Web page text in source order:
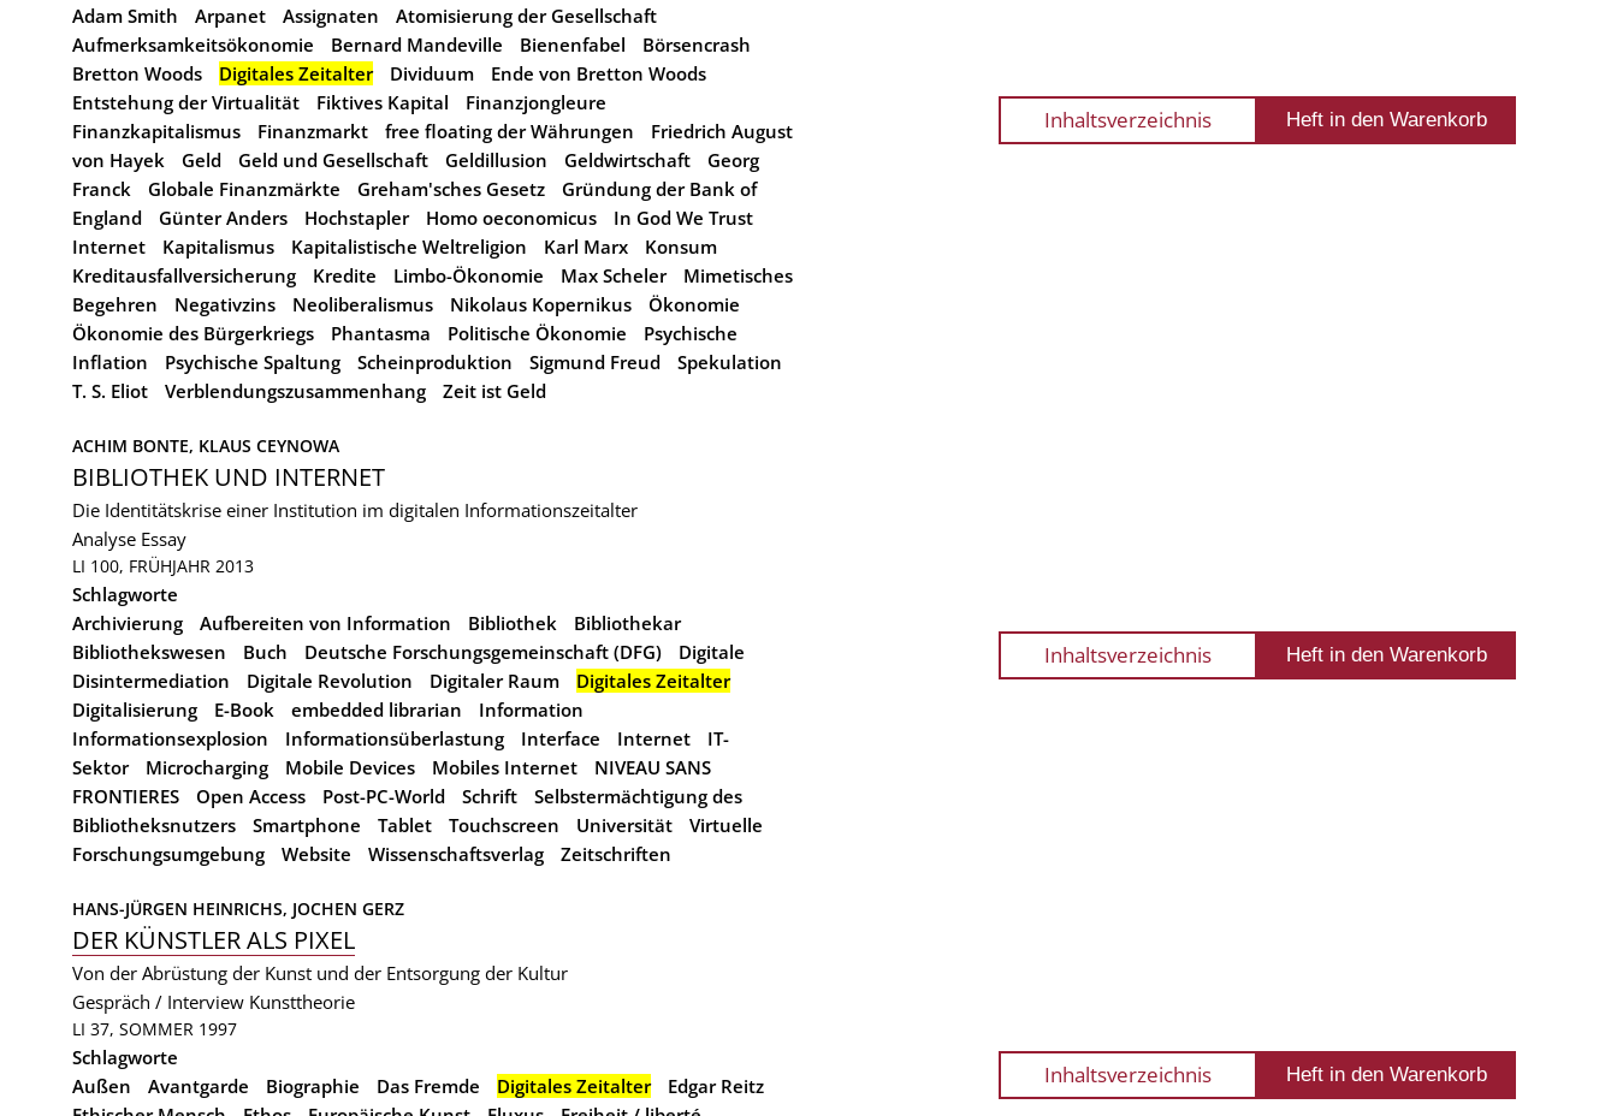
Adam Smith
Arpanet Assignaten
Atomisierung der Gesellschaft
Aufmerksamkeitsökonomie
Bernard Mandeville Bienenfabel
Börsencrash
Bretton Woods
Digitales Zeitalter Dividuum
Ende von Bretton Woods
Entstehung der Virtualität
Fiktives Kapital
Finanzjongleure
Finanzkapitalismus
Finanzmarkt free floating der Währungen
Friedrich August
von Hayek
Geld Geld und Gesellschaft Geldillusion Geldwirtschaft
Georg
Franck
Globale Finanzmärkte Greham'sches Gesetz
Gründung der Bank of
England
Günter Anders Hochstapler Homo oeconomicus
In God We Trust
Internet
Kapitalismus Kapitalistische Weltreligion Karl Marx
Konsum
Kreditausfallversicherung
Kredite Limbo-Ökonomie Max Scheler
Mimetisches
Begehren
Negativzins Neoliberalismus Nikolaus Kopernikus
Ökonomie
Ökonomie des Bürgerkriegs
Phantasma Politische Ökonomie
Psychische
Inflation
Psychische Spaltung Scheinproduktion Sigmund Freud
Spekulation
T. S. Eliot
Verblendungszusammenhang Zeit ist Geld
Inhaltsverzeichnis
ACHIM BONTE, KLAUS CEYNOWA
BIBLIOTHEK UND INTERNET
Die Identitätskrise einer Institution im digitalen Informationszeitalter
Analyse Essay
LI 100, FRÜHJAHR 2013
Schlagworte
Archivierung
Aufbereiten von Information Bibliothek
Bibliothekar
Bibliothekswesen
Buch Deutsche Forschungsgemeinschaft (DFG)
Digitale
Disintermediation
Digitale Revolution Digitaler Raum
Digitales Zeitalter
Digitalisierung
E-Book embedded librarian
Information
Informationsexplosion
Informationsüberlastung Interface Internet
IT-
Sektor
Microcharging Mobile Devices Mobiles Internet
NIVEAU SANS
FRONTIERES
Open Access Post-PC-World Schrift
Selbstermächtigung des
Bibliotheksnutzers
Smartphone Tablet Touchscreen Universität
Virtuelle
Forschungsumgebung
Website Wissenschaftsverlag Zeitschriften
Inhaltsverzeichnis
HANS-JÜRGEN HEINRICHS, JOCHEN GERZ
DER KÜNSTLER ALS PIXEL
Von der Abrüstung der Kunst und der Entsorgung der Kultur
Gespräch / Interview Kunsttheorie
LI 37, SOMMER 1997
Schlagworte
Außen
Avantgarde Biographie Das Fremde Digitales Zeitalter
Edgar Reitz
Inhaltsverzeichnis